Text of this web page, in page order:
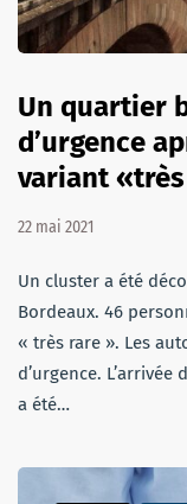
Un quartier
d’urgence
variant
22 mai 2021
Un cluster a été
Bordeaux. 46
« très rare ». Les
d’urgence.
a été…